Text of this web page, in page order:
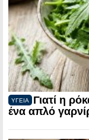
ΥΓΕΙΑ
Γιατί η
ένα απλό